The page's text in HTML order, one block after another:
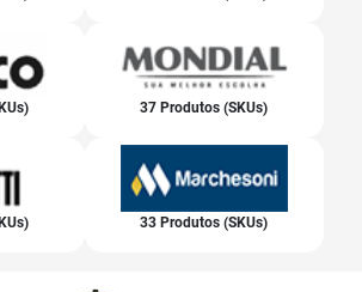
37 Produtos (SKUs)
33 Produtos (SKUs)